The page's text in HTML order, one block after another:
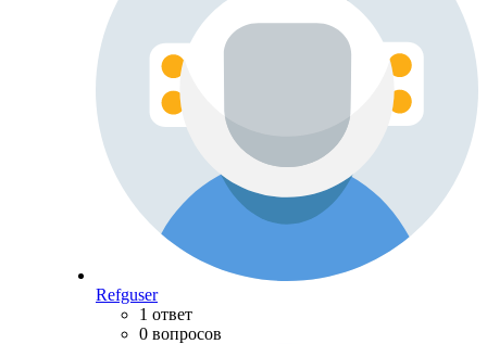
Refguser
1 ответ
0 вопросов